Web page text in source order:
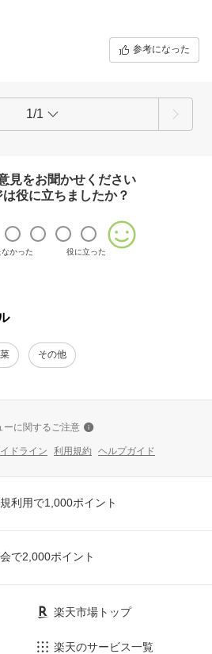
参考になった
1/1
見をお聞かせください
役に立ちましたか？
かった 役に立った
その他
ーに関するご注意
ドライン 利用規約 ヘルプガイド
利用で1,000ポイント
で2,000ポイント
楽天市場トップ
楽天のサービス一覧